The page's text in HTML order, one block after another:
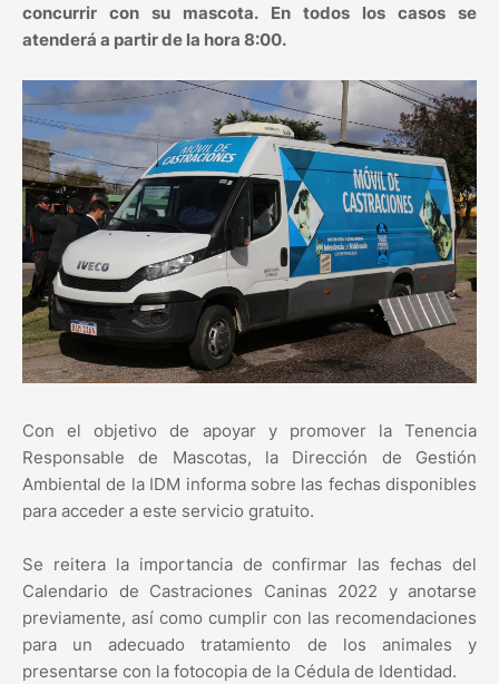
concurrir con su mascota. En todos los casos se
atenderá a partir de la hora 8:00.
Con el objetivo de apoyar y promover la Tenencia
Responsable de Mascotas, la Dirección de Gestión
Ambiental de la IDM informa sobre las fechas disponibles
para acceder a este servicio gratuito.
Se reitera la importancia de confirmar las fechas del
Calendario de Castraciones Caninas 2022 y anotarse
previamente, así como cumplir con las recomendaciones
para un adecuado tratamiento de los animales y
presentarse con la fotocopia de la Cédula de Identidad.